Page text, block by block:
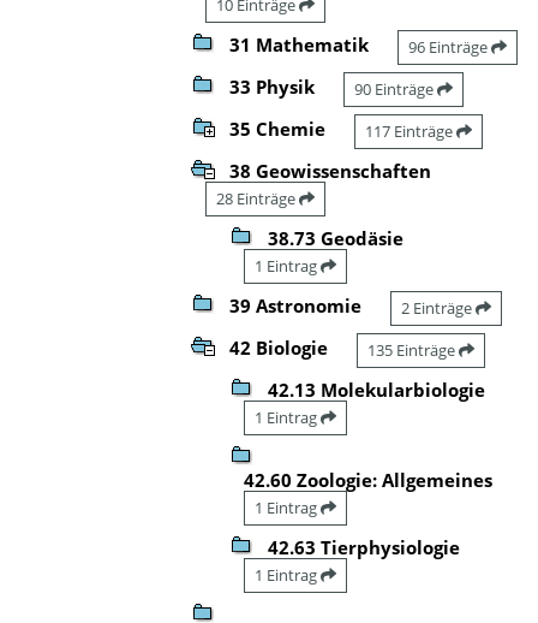
10 Einträge
31 Mathematik 96 Einträge
33 Physik 90 Einträge
35 Chemie 117 Einträge
38 Geowissenschaften
28 Einträge
38.73 Geodäsie
1 Eintrag
39 Astronomie 2 Einträge
42 Biologie 135 Einträge
42.13 Molekularbiologie
1 Eintrag
42.60 Zoologie: Allgemeines
1 Eintrag
42.63 Tierphysiologie
1 Eintrag